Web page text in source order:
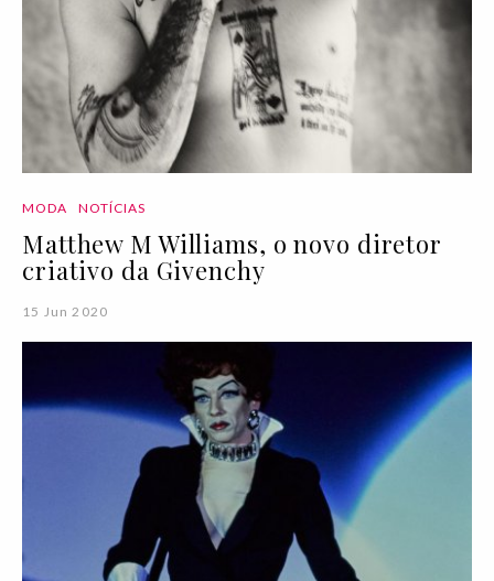
MODA NOTÍCIAS
Matthew M Williams, o novo diretor
criativo da Givenchy
15 Jun 2020